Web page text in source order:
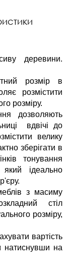
деревини.
розмір в
розмістити
розміру.
дозволяють
вдвічі до
велику
зберігати в
тонування
який ідеально
з масиму
стіл
розміру,
вартість
натиснувши на